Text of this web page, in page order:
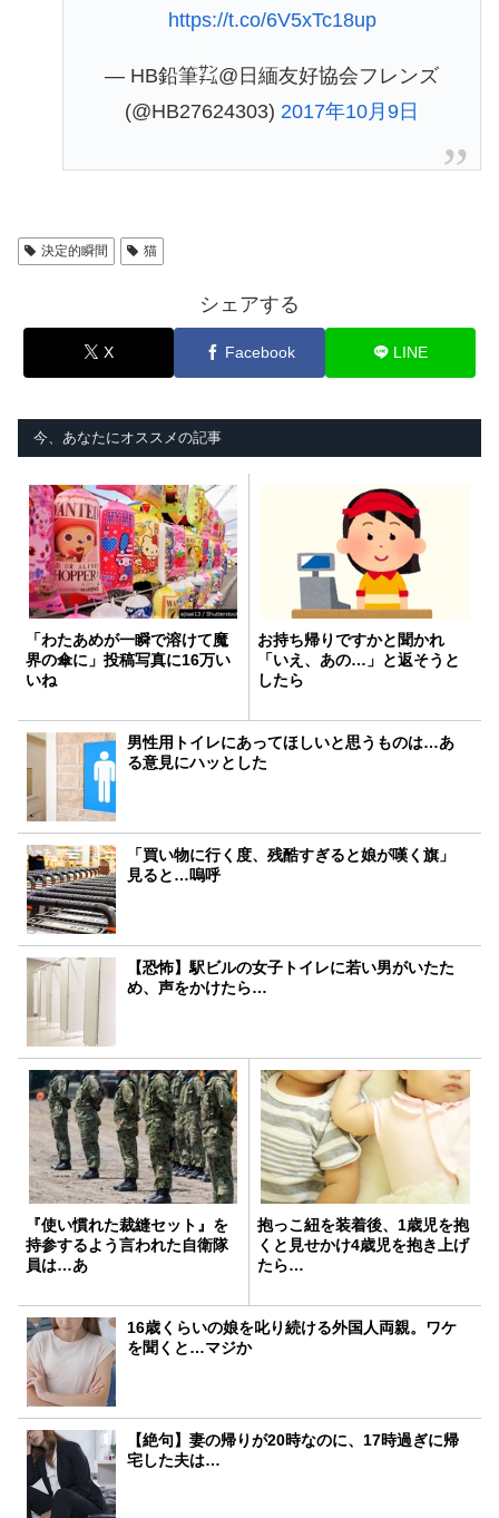
https://t.co/6V5xTc18up
— HB鉛筆㌠@日緬友好協会フレンズ
(@HB27624303) 2017年10月9日
決定的瞬間 猫
シェアする
X Facebook LINE
今、あなたにオススメの記事
「わたあめが一瞬で溶けて魔
界の傘に」投稿写真に16万い
いね
お持ち帰りですかと聞かれ
「いえ、あの…」と返そうと
したら
男性用トイレにあってほしいと思うものは…あ
る意見にハッとした
「買い物に行く度、残酷すぎると娘が嘆く旗」
見ると…嗚呼
【恐怖】駅ビルの女子トイレに若い男がいたた
め、声をかけたら…
『使い慣れた裁縫セット』を
持参するよう言われた自衛隊
員は…あ
抱っこ紐を装着後、1歳児を抱
くと見せかけ4歳児を抱き上げ
たら…
16歳くらいの娘を叱り続ける外国人両親。ワケ
を聞くと…マジか
【絶句】妻の帰りが20時なのに、17時過ぎに帰
宅した夫は…